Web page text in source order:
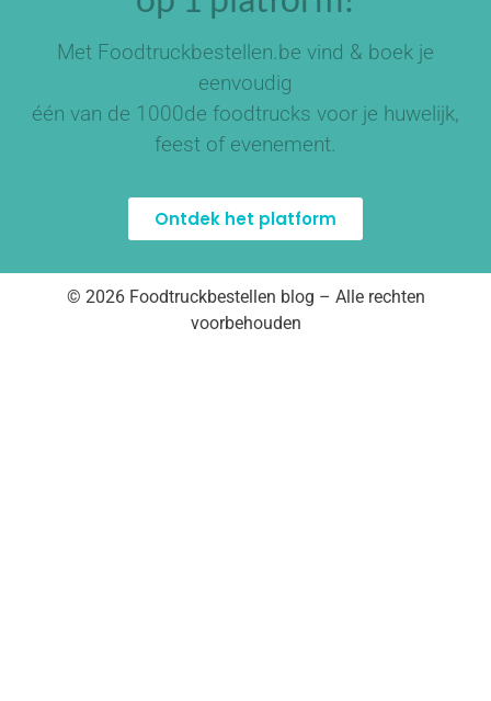
Met Foodtruckbestellen.be vind & boek je
eenvoudig
één van de 1000de foodtrucks voor je huwelijk,
feest of evenement.
Ontdek het platform
© 2026 Foodtruckbestellen blog – Alle rechten
voorbehouden